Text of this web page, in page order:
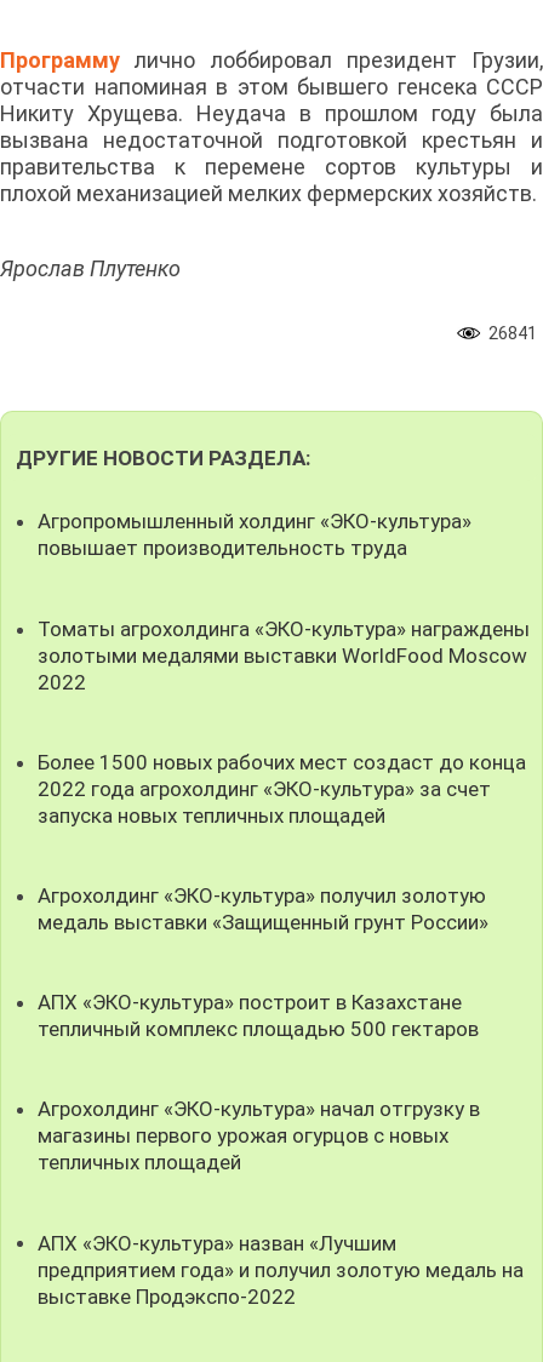
Программу лично лоббировал президент Грузии,
отчасти напоминая в этом бывшего генсека СССР
Никиту Хрущева. Неудача в прошлом году была
вызвана недостаточной подготовкой крестьян и
правительства к перемене сортов культуры и
плохой механизацией мелких фермерских хозяйств.
Ярослав Плутенко
26841
ДРУГИЕ НОВОСТИ РАЗДЕЛА:
Агропромышленный холдинг «ЭКО-культура»
повышает производительность труда
Томаты агрохолдинга «ЭКО-культура» награждены
золотыми медалями выставки WorldFood Moscow
2022
Более 1500 новых рабочих мест создаст до конца
2022 года агрохолдинг «ЭКО-культура» за счет
запуска новых тепличных площадей
Агрохолдинг «ЭКО-культура» получил золотую
медаль выставки «Защищенный грунт России»
АПХ «ЭКО-культура» построит в Казахстане
тепличный комплекс площадью 500 гектаров
Агрохолдинг «ЭКО-культура» начал отгрузку в
магазины первого урожая огурцов с новых
тепличных площадей
АПХ «ЭКО-культура» назван «Лучшим
предприятием года» и получил золотую медаль на
выставке Продэкспо-2022